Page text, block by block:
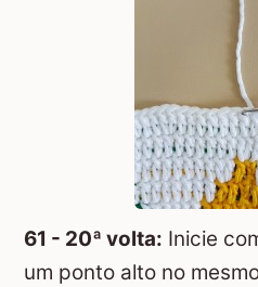
61 - 20ª volta: Inicie
um ponto alto no